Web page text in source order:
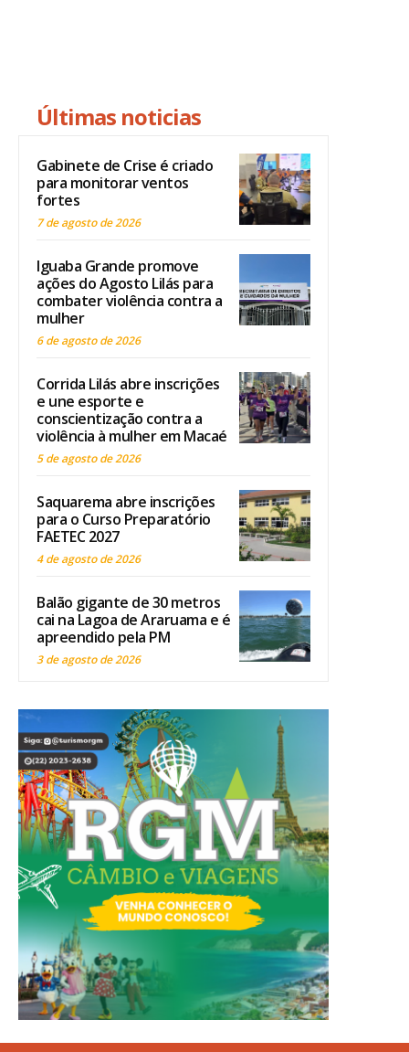
Últimas noticias
Gabinete de Crise é criado
para monitorar ventos
fortes
7 de agosto de 2026
Iguaba Grande promove
ações do Agosto Lilás para
combater violência contra a
mulher
6 de agosto de 2026
Corrida Lilás abre inscrições
e une esporte e
conscientização contra a
violência à mulher em Macaé
5 de agosto de 2026
Saquarema abre inscrições
para o Curso Preparatório
FAETEC 2027
4 de agosto de 2026
Balão gigante de 30 metros
cai na Lagoa de Araruama e é
apreendido pela PM
3 de agosto de 2026